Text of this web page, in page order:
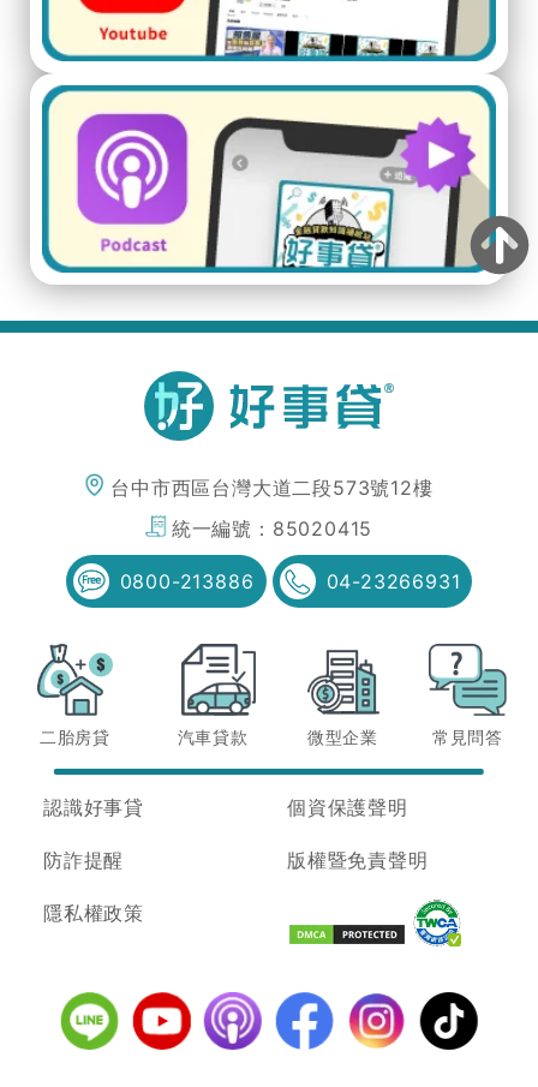
台中市西區台灣大道二段573號12樓
統一編號： 85020415
0800-213886 04-23266931
二胎房貸 汽車貸款 微型企業 常見問答
認識好事貸 個資保護聲明
防詐提醒 版權暨免責聲明
隱私權政策